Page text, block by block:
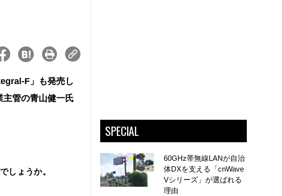
F」も発売し
主管の青山健一氏
しょうか。
SPECIAL
60GHz帯無線LANが自治
体DXを支える「cnWave
Vシリーズ」が選ばれる
理由